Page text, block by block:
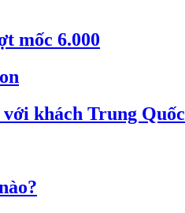
mốc 6.000
khách Trung Quốc